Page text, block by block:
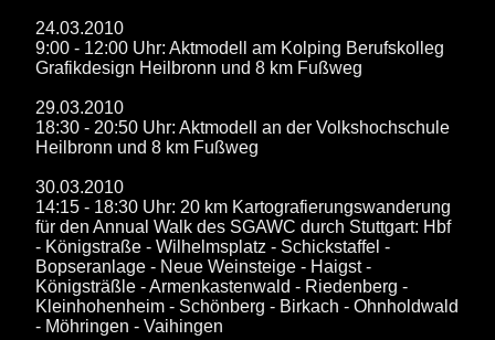
24.03.2010
9:00 - 12:00 Uhr: Aktmodell am Kolping Berufskolleg
Grafikdesign Heilbronn und 8 km Fußweg
29.03.2010
18:30 - 20:50 Uhr: Aktmodell an der Volkshochschule
Heilbronn und 8 km Fußweg
30.03.2010
14:15 - 18:30 Uhr: 20 km Kartografierungswanderung
für den Annual Walk des SGAWC durch Stuttgart: Hbf
- Königstraße - Wilhelmsplatz - Schickstaffel -
Bopseranlage - Neue Weinsteige - Haigst -
Königsträßle - Armenkastenwald - Riedenberg -
Kleinhohenheim - Schönberg - Birkach - Ohnholdwald
- Möhringen - Vaihingen